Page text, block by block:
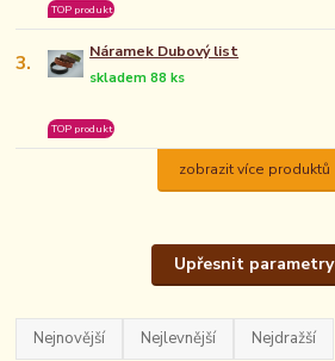
TOP produkt
3. Náramek Dubový list
skladem 88 ks
TOP produkt
zobrazit více produktů
Upřesnit parametry
Nejnovější Nejlevnější Nejdražší